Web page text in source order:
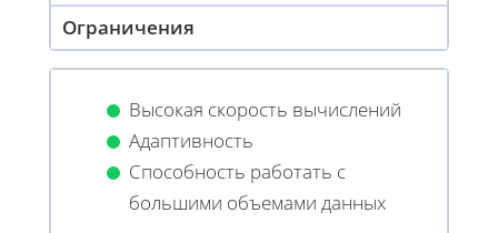
Ограничения
Высокая скорость вычислений
Адаптивность
Способность работать с
большими объемами данных